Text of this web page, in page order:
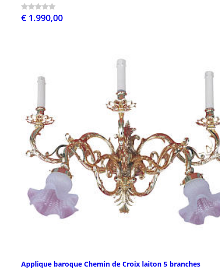
€ 1.990,00
Applique baroque Chemin de Croix laiton 5 branches